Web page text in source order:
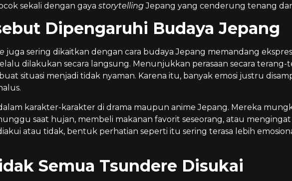
sekali dengan gaya storytellingJepang yang cenderung tenang
Dipengaruhi Budaya Jepang
juga sering dikaitkan dengan cara budaya Jepang memandang
dilakukan secara langsung. Menunjukkan perasaan secara
situasi menjadi tidak nyaman. Karena itu, banyak emosi justru
karakter-karakter di drama maupun anime Jepang. Mereka
saat hujan, membeli makanan favorit seseorang, atau
atau tidak, bentuk perhatian seperti itu sering terasa lebih
Semua Tsundere Disukai